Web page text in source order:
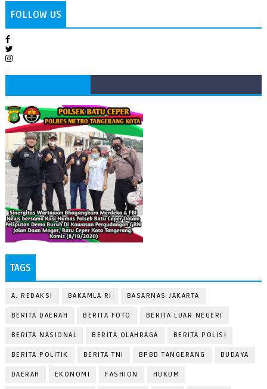
FOLLOW US
TAGS
A. REDAKSI BAKAMLA RI BASARNAS JAKARTA
BERITA DAERAH BERITA FOTO BERITA LUAR NEGERI
BERITA NASIONAL BERITA OLAHRAGA BERITA POLISI
BERITA POLITIK BERITA TNI BPBD TANGERANG BUDAYA
DAERAH EKONOMI FASHION HUKUM